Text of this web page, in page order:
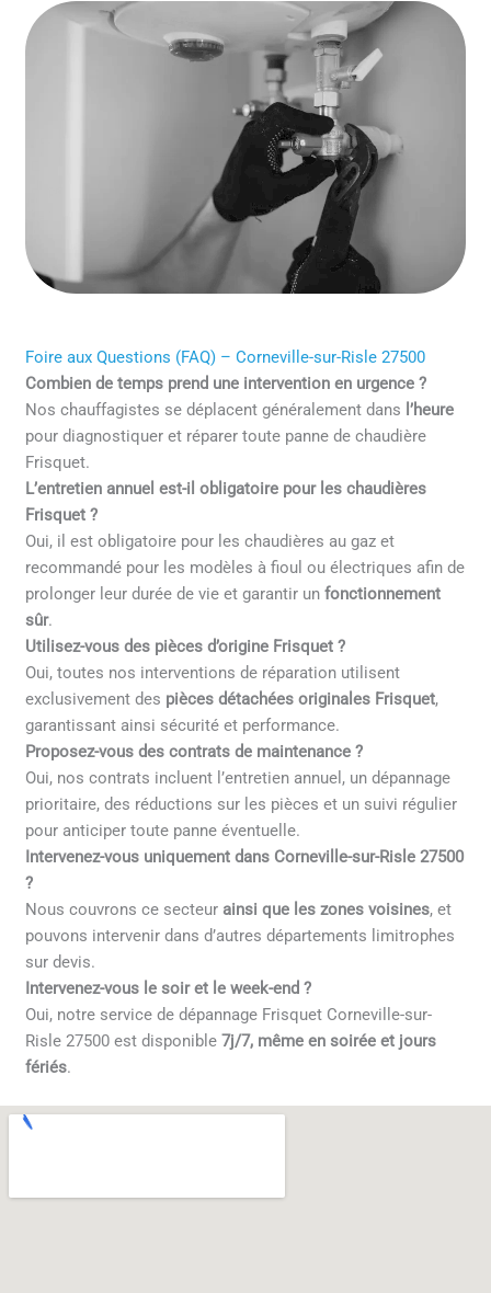
Foire aux Questions (FAQ) – Corneville-sur-Risle 27500
Combien de temps prend une intervention en urgence ?
Nos chauffagistes se déplacent généralement dans l’heure
pour diagnostiquer et réparer toute panne de chaudière
Frisquet.
L’entretien annuel est-il obligatoire pour les chaudières
Frisquet ?
Oui, il est obligatoire pour les chaudières au gaz et
recommandé pour les modèles à fioul ou électriques afin de
prolonger leur durée de vie et garantir unfonctionnement
sûr.
Utilisez-vous des pièces d’origine Frisquet ?
Oui, toutes nos interventions de réparation utilisent
exclusivement des pièces détachées originales Frisquet,
garantissant ainsi sécurité et performance.
Proposez-vous des contrats de maintenance ?
Oui, nos contrats incluent l’entretien annuel, un dépannage
prioritaire, des réductions sur les pièces et un suivi régulier
pour anticiper toute panne éventuelle.
Intervenez-vous uniquement dans Corneville-sur-Risle 27500
?
Nous couvrons ce secteur ainsi que les zones voisines, et
pouvons intervenir dans d’autres départements limitrophes
sur devis.
Intervenez-vous le soir et le week-end ?
Oui, notre service de dépannage Frisquet Corneville-sur-
Risle 27500 est disponible7j/7, même en soirée et jours
fériés.